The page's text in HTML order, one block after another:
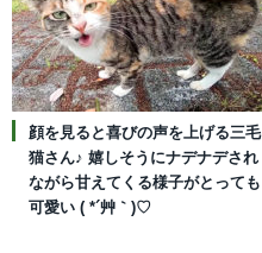
顔を見ると喜びの声を上げる三毛
猫さん♪ 嬉しそうにナデナデされ
ながら甘えてくる様子がとっても
可愛い ( *´艸｀)♡